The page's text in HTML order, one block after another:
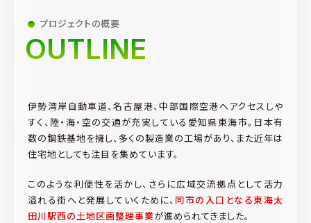
プロジェクトの概要
OUTLINE
伊勢湾岸自動車道、名古屋港、中部国際空港へアクセスしや
すく、陸・海・空の交通が充実している愛知県東海市。日本有
数の鋼鉄基地を擁し、多くの製造業の工場があり、また近年は
住宅地としても注目を集めています。
このような利便性を活かし、さらに広域交流拠点として活力
溢れる街へと発展していくために、 同市の入口となる東海太
田川駅西の土地区画整理事業が進められてきました。